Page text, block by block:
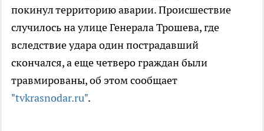
покинул территорию аварии. Происшествие
случилось на улице Генерала Трошева, где
вследствие удара один пострадавший
скончался, а еще четверо граждан были
травмированы, об этом сообщает
"tvkrasnodar.ru".